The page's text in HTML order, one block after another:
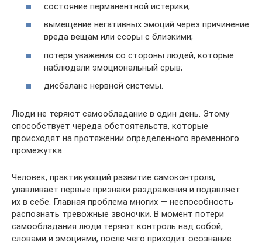
состояние перманентной истерики;
вымещение негативных эмоций через причинение
вреда вещам или ссоры с близкими;
потеря уважения со стороны людей, которые
наблюдали эмоциональный срыв;
дисбаланс нервной системы.
Люди не теряют самообладание в один день. Этому
способствует череда обстоятельств, которые
происходят на протяжении определенного временного
промежутка.
Человек, практикующий развитие самоконтроля,
улавливает первые признаки раздражения и подавляет
их в себе. Главная проблема многих — неспособность
распознать тревожные звоночки. В момент потери
самообладания люди теряют контроль над собой,
словами и эмоциями, после чего приходит осознание